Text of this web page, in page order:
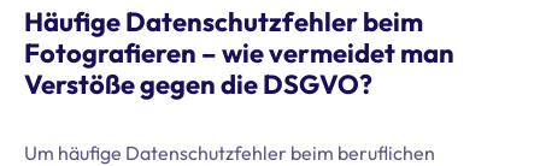
Häufige Datenschutzfehler beim
Fotografieren – wie vermeidet man
Verstöße gegen die DSGVO?
Um häufige Datenschutzfehler beim beruflichen